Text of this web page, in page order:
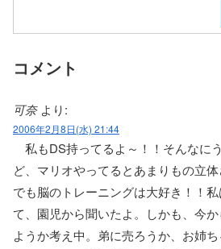
コメント
可奈 より:
2006年2月8日(水) 21:44
私もDS持ってるよ～！！そんなに
ど、マリオやってるとあまりもの立体
でも脳のトレーニングは大好き！！
て、園児から聞いたよ。しかも、今
ようか考え中。弟に売ろうか、お姉